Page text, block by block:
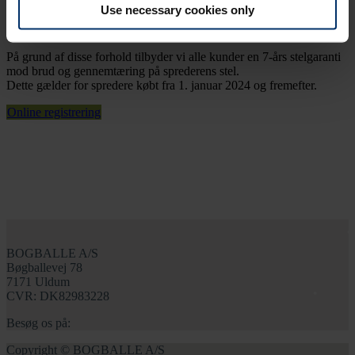
Use necessary cookies only
er sprederen også lakeret i en meget høj standard med den
korrosionsbeskyttende Flexicoat pulverlakering.
På grund af disse forhold tilbyder vi alle kunder en 7-års stelgaranti
mod brud og gennemtæring på sprederens stel.
Dette gælder for spredere købt fra 1. januar 2024 og fremefter.
Online registrering
BOGBALLE A/S
Bøgballevej 78
7171 Uldum
CVR: DK82983228
Besøg os på:
Copyright © BOGBALLE A/S